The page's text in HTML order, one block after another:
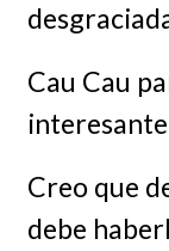
Cau Cau
Creo que
debe